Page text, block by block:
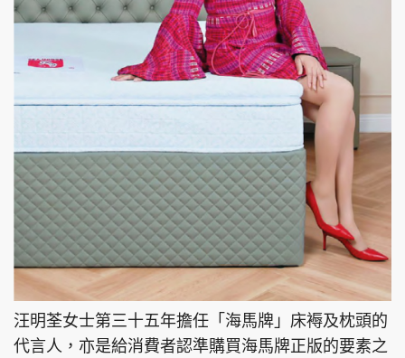
汪明荃女士第三十五年擔任「海馬牌」床褥及枕頭的
代言人，亦是給消費者認準購買海馬牌正版的要素之